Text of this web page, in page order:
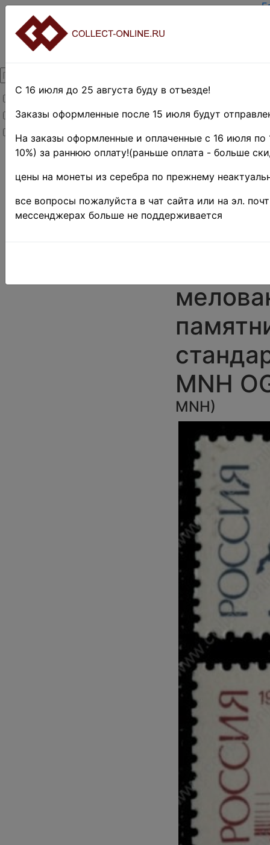
Товары со скидкой
Товары в наличии
Новинки
Главная
»
Российская
Федерация(1992
г.-н.д.)» 1993 г.
♦♦
MNH
MNH)
С 16 июля до 25 августа буду в отъезде!
Заказы оформленные после 15 июля будут
На заказы оформленные и оплаченные с 16 июля по
10%) за раннюю оплату!(раньше оплата - больше
цены на монеты из серебра по прежнему
все вопросы пожалуйста в чат сайта или на эл.
мессенджерах больше не поддерживается